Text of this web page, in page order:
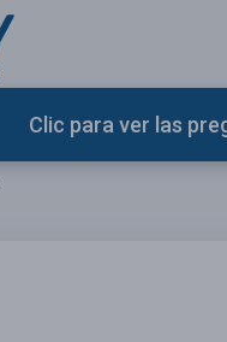
Clic para ver las